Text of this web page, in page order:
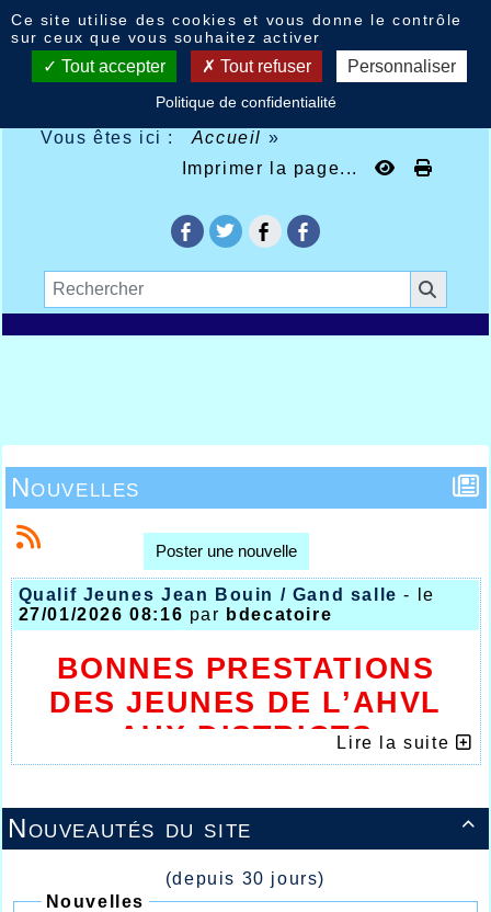
Vous êtes ici : Accueil »
Imprimer la page...

Nouveautés du site
(depuis 30 jours)
Nouvelles
Nouvelles
Poster une nouvelle
Qualif Jeunes Jean Bouin / Gand salle - le
27/01/2026 08:16 par bdecatoire
BONNES PRESTATIONS
DES JEUNES DE L’AHVL
AUX DISTRICTS
QUALIFICATIFS
Lire la suite
Ce site utilise des cookies et vous donne le contrôle
sur ceux que vous souhaitez activer
Tout accepter Tout refuser Personnaliser
Politique de confidentialité